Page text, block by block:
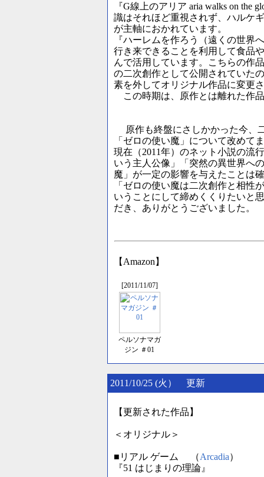
『G線上のアリア aria walks on the
識はそれほど重視されず、ハルケ
が主軸におかれています。
『ハーレムを作ろう（遠くの世界
行き来できることを利用して食品
んで活用しています。こちらの作
の二次創作として公開されていた
素を外してオリジナル作品に変更
この時期は、原作とは離れた作
原作も終盤にさしかかった今、
「ゼロの使い魔」について改めて
現在（2011年）のネット小説の流
いう主人公像」「突然の異世界へ
魔」が一定の影響を与えたことは
「ゼロの使い魔は二次創作と相性
いうことにして締めくくりたいと
だき、ありがとうございました。
【Amazon】
[2011/11/07]
ペルソナマガ
ジン ＃01
2011/10/25 (火） 更新
【更新された作品】
＜オリジナル＞
■リアル ゲーム （Arcadia）
『51 はじまりの理論』